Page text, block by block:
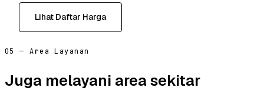
Lihat Daftar Harga
05 — Area Layanan
Juga melayani area sekitar